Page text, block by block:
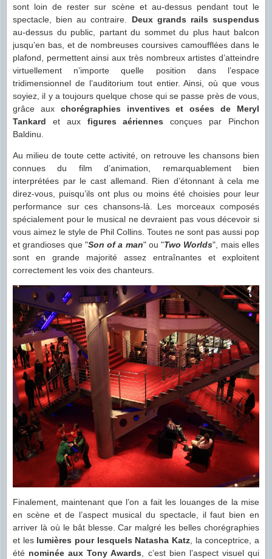
sont loin de rester sur scène et au-dessus pendant tout le
spectacle, bien au contraire. Deux grands rails suspendus
au-dessus du public, partant du sommet du plus haut balcon
jusqu’en bas, et de nombreuses coursives camoufflées dans le
plafond, permettent ainsi aux très nombreux artistes d’atteindre
virtuellement n’importe quelle position dans l’espace
tridimensionnel de l’auditorium tout entier. Ainsi, où que vous
soyiez, il y a toujours quelque chose qui se passe près de vous,
grâce aux chorégraphies inventives et osées de Meryl
Tankard et aux figures aériennes conçues par Pinchon
Baldinu.
Au milieu de toute cette activité, on retrouve les chansons bien
connues du film d’animation, remarquablement bien
interprétées par le cast allemand. Rien d’étonnant à cela me
direz-vous, puisqu’ils ont plus ou moins été choisies pour leur
performance sur ces chansons-là. Les morceaux composés
spécialement pour le musical ne devraient pas vous décevoir si
vous aimez le style de Phil Collins. Toutes ne sont pas aussi pop
et grandioses que "Son of a man" ou "Two Worlds", mais elles
sont en grande majorité assez entraînantes et exploitent
correctement les voix des chanteurs.
Finalement, maintenant que l’on a fait les louanges de la mise
en scène et de l’aspect musical du spectacle, il faut bien en
arriver là où le bât blesse. Car malgré les belles chorégraphies
et les lumières pour lesquels Natasha Katz, la conceptrice, a
été nominée aux Tony Awards, c’est bien l’aspect visuel qui